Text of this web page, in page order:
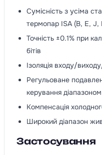
Сумісність з усіма
термопар ISA (B, E, J,
Точність ±0.1% при
бітів
Ізоляція входу/
Регульоване
керування діапазоном
Компенсація
Широкий діапазон
Застосування